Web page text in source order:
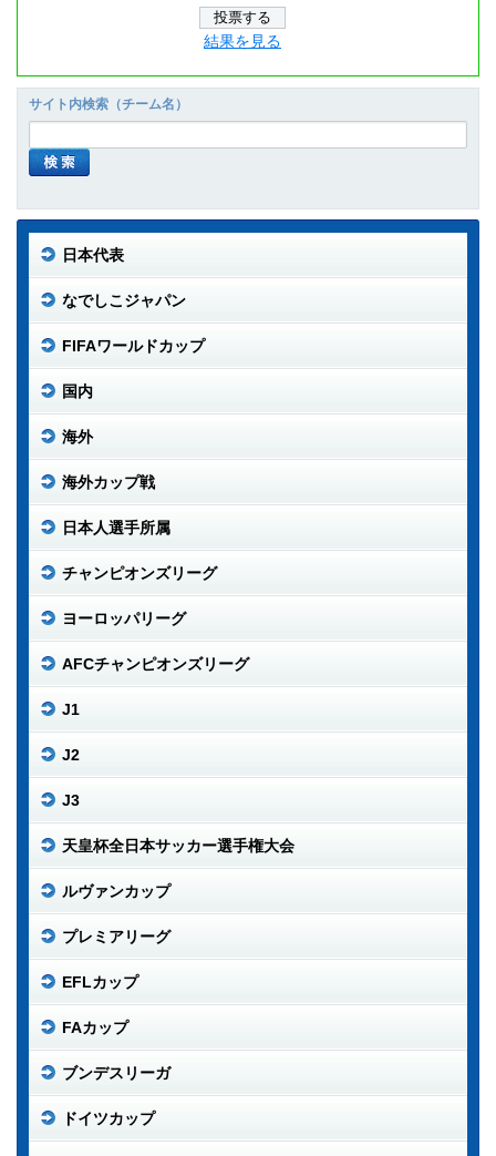
結果を見る
サイト内検索（チーム名）
日本代表
なでしこジャパン
FIFAワールドカップ
国内
海外
海外カップ戦
日本人選手所属
チャンピオンズリーグ
ヨーロッパリーグ
AFCチャンピオンズリーグ
J1
J2
J3
天皇杯全日本サッカー選手権大会
ルヴァンカップ
プレミアリーグ
EFLカップ
FAカップ
ブンデスリーガ
ドイツカップ